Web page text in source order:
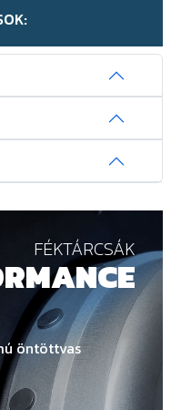
FÉKTÁRCSÁK
öntöttvas